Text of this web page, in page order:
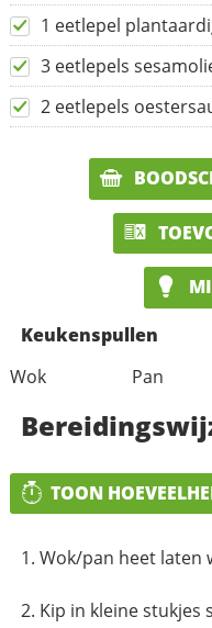
1 eetlepel
3 eetlepels
2 eetlepels
Keukenspullen
Wok
Pan
TOON
Wok/pan heet laten
Kip in kleine stukjes